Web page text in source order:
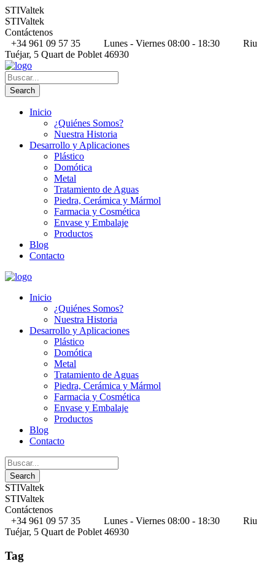
STIValtek
STIValtek
Contáctenos
+34 961 09 57 35
Lunes - Viernes 08:00 - 18:30
Riu
Tuéjar, 5 Quart de Poblet 46930
Inicio
¿Quiénes Somos?
Nuestra Historia
Desarrollo y Aplicaciones
Plástico
Domótica
Metal
Tratamiento de Aguas
Piedra, Cerámica y Mármol
Farmacia y Cosmética
Envase y Embalaje
Productos
Blog
Contacto
Inicio
¿Quiénes Somos?
Nuestra Historia
Desarrollo y Aplicaciones
Plástico
Domótica
Metal
Tratamiento de Aguas
Piedra, Cerámica y Mármol
Farmacia y Cosmética
Envase y Embalaje
Productos
Blog
Contacto
STIValtek
STIValtek
Contáctenos
+34 961 09 57 35
Lunes - Viernes 08:00 - 18:30
Riu
Tuéjar, 5 Quart de Poblet 46930
Tag